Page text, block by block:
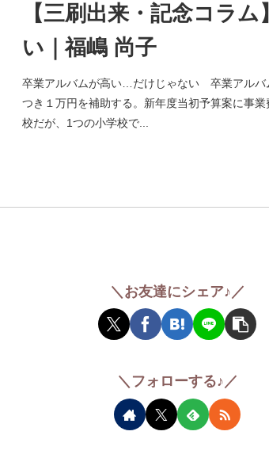
【三刷出来・記念コラ
い｜福嶋 尚子
卒業アルバムが高い…だけじゃない 卒業アルバ
つき１万円を補助する。新年度当初予算案に事
校だが、1つの小学校で...
＼お友達にシェア♪／
＼フォローする♪／